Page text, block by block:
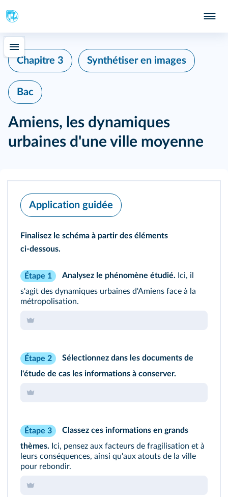
Chapitre 3 Synthétiser en images
Bac
Amiens, les dynamiques
urbaines d'une ville moyenne
Application guidée
Finalisez le schéma à partir des éléments
ci‑dessous.
Étape 1 Analysez le phénomène étudié. Ici, il
s'agit des dynamiques urbaines d'Amiens face à la
métropolisation.
Étape 2
Sélectionnez dans les documents de
l'étude de cas les informations à conserver.
Étape 3
Classez ces informations en grands
thèmes. Ici, pensez aux facteurs de fragilisation et à
leurs conséquences, ainsi qu'aux atouts de la ville
pour rebondir.